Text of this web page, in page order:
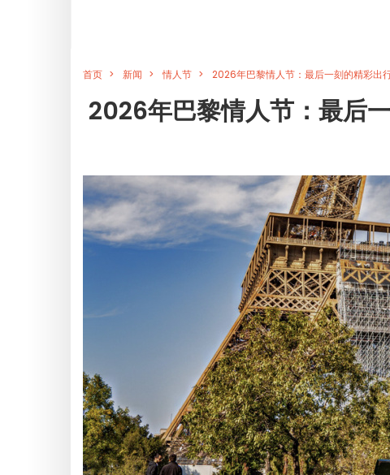
首页 新闻 情人节 2026年巴黎情人节：最后一刻的精彩出
2026年巴黎情人节：最后